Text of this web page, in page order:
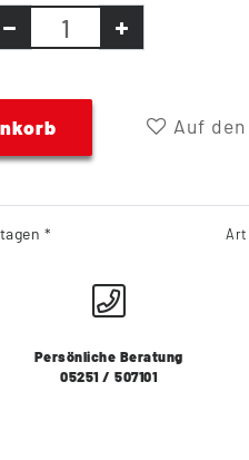
Auf
*
Persönliche Beratung
05251 / 507101